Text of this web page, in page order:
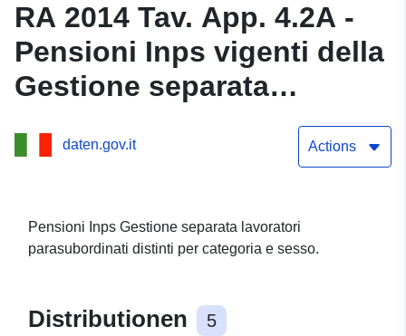
RA 2014 Tav. App. 4.2A -
Pensioni Inps vigenti della
Gestione separata
(parasubordinati) al 31-12-
2014 per categoria e sesso
daten.gov.it Actions
Pensioni Inps Gestione separata lavoratori
parasubordinati distinti per categoria e sesso.
Distributionen 5